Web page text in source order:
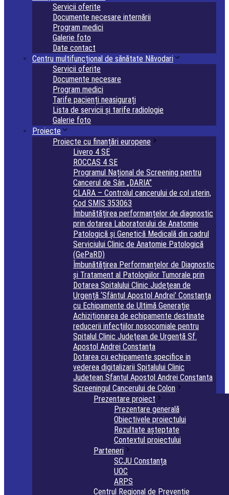
Servicii oferite
Documente necesare internării
Program medici
Galerie foto
Date contact
Centru multifuncțional de sănătate Năvodari
Servicii oferite
Documente necesare
Program medici
Tarife pacienți neasigurați
Lista de servicii și tarife radiologie
Galerie foto
Proiecte
Proiecte cu finanțări europene
Livero 4 SE
ROCCAS 4 SE
Programul Național de Screening pentru
Cancerul de Sân „DARIA”
CLARA – Controlul cancerului de col uterin,
Cod SMIS 353063
Îmbunătățirea performanțelor de diagnostic
prin dotarea Laboratorului de Anatomie
Patologică și Genetică Medicală din cadrul
Serviciului Clinic de Anatomie Patologică
(GePaRD)
Îmbunătățirea Performanțelor de Diagnostic
și Tratament al Patologiilor Tumorale prin
Dotarea Spitalului Clinic Județean de
Urgență ‘Sfântul Apostol Andrei’ Constanța
cu Echipamente de Ultimă Generație
Achiziţionarea de echipamente destinate
reducerii infecţiilor nosocomiale pentru
Spitalul Clinic Judeţean de Urgenţă Sf.
Apostol Andrei Constanţa
Dotarea cu echipamente specifice in
vederea digitalizarii Spitalului Clinic
Judetean Sfantul Apostol Andrei Constanta
Screeningul Cancerului de Colon
Prezentare proiect
Prezentare generală
Obiectivele proiectului
Rezultate așteptate
Contextul proiectului
Parteneri
SCJU Constanța
UOC
ARPS
Centrul Regional de Prevenție